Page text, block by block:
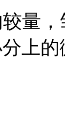
量，
上